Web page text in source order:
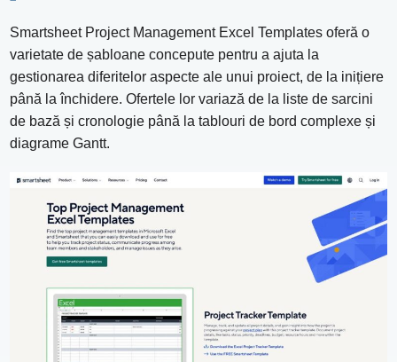
Smartsheet Project Management Excel Templates oferă o
varietate de șabloane concepute pentru a ajuta la
gestionarea diferitelor aspecte ale unui proiect, de la inițiere
până la închidere. Ofertele lor variază de la liste de sarcini
de bază și cronologie până la tablouri de bord complexe și
diagrame Gantt.